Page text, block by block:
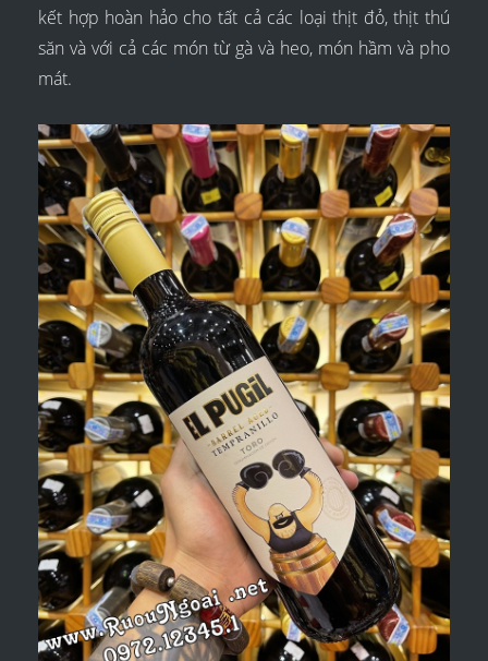
kết hợp hoàn hảo cho tất cả các loại thịt đỏ, thịt thú
săn và với cả các món từ gà và heo, món hầm và pho
mát.